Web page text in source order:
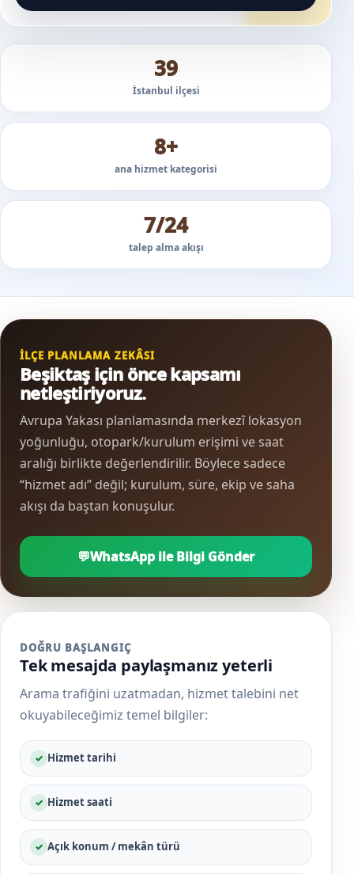
39
İstanbul ilçesi
8+
ana hizmet kategorisi
7/24
talep alma akışı
İLÇE PLANLAMA ZEKÂSI
Beşiktaş için önce kapsamı
netleştiriyoruz.
Avrupa Yakası planlamasında merkezî lokasyon
yoğunluğu, otopark/kurulum erişimi ve saat
aralığı birlikte değerlendirilir. Böylece sadece
“hizmet adı” değil; kurulum, süre, ekip ve saha
akışı da baştan konuşulur.
💬WhatsApp ile Bilgi Gönder
DOĞRU BAŞLANGIÇ
Tek mesajda paylaşmanız yeterli
Arama trafiğini uzatmadan, hizmet talebini net
okuyabileceğimiz temel bilgiler:
Hizmet tarihi
Hizmet saati
Açık konum / mekân türü